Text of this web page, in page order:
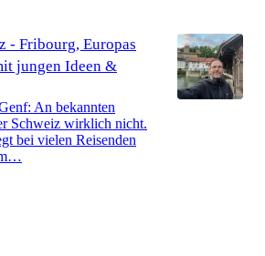
- Fribourg, Europas
jungen Ideen &
An bekannten
Schweiz wirklich nicht.
bei vielen Reisenden